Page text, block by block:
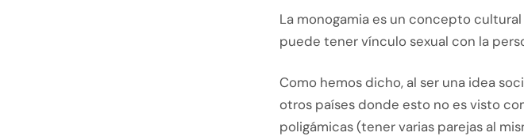
La monogamia es un concepto
puede tener vínculo sexual con la
Como hemos dicho, al ser una idea
otros países donde esto no es visto
poligámicas (tener varias parejas al